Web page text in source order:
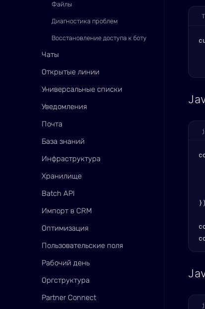
Файлы
Диагностика проблем
Восстановление доступа к боту
Чаты
Открытые линии
Универсальные списки
Уведомления
Почта
База знаний
Инфраструктура
Хранилище
Batch API
Импорт в CRM
Оптимизация
Пользовательские поля
Рабочий день
Оргструктура
Partner Connect
})